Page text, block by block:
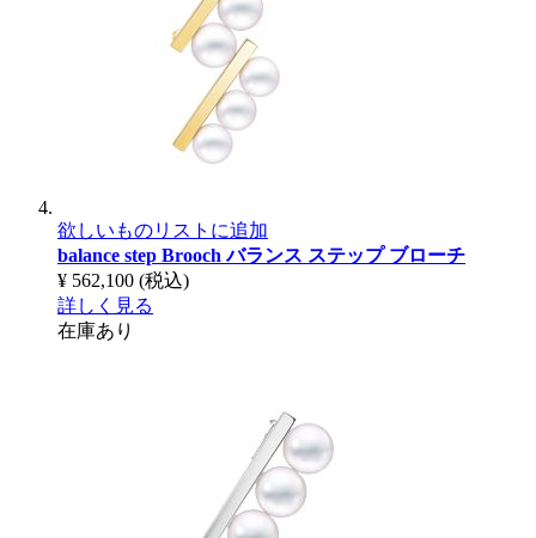
欲しいものリストに追加
balance step Broochバランス ステップ ブローチ
¥ 562,100 (税込)
詳しく見る
在庫あり